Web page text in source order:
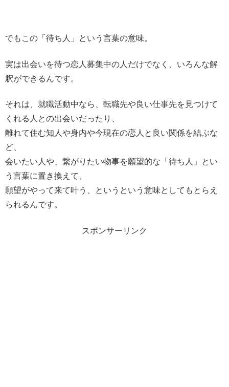
でもこの「待ち人」という言葉の意味。
実は出会いを待つ恋人募集中の人だけでなく、いろんな解
釈ができるんです。
それは、就職活動中なら、転職先や良い仕事先を見つけて
くれる人との出会いだったり、
離れて住む知人や身内や今現在の恋人と良い関係を結ぶな
ど、
会いたい人や、繋がりたい物事を願望的な「待ち人」とい
う言葉に置き換えて、
願望がやって来て叶う、というという意味としてもとらえ
られるんです。
スポンサーリンク